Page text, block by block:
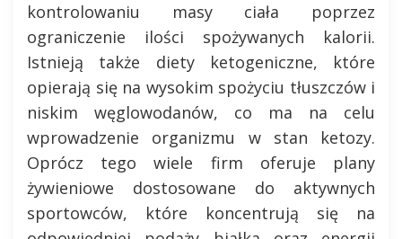
kontrolowaniu masy ciała poprzez
ograniczenie ilości spożywanych kalorii.
Istnieją także diety ketogeniczne, które
opierają się na wysokim spożyciu tłuszczów i
niskim węglowodanów, co ma na celu
wprowadzenie organizmu w stan ketozy.
Oprócz tego wiele firm oferuje plany
żywieniowe dostosowane do aktywnych
sportowców, które koncentrują się na